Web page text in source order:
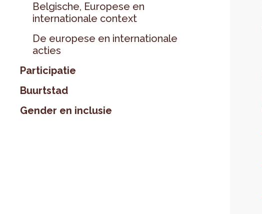
Belgische, Europese en
internationale context
De europese en internationale
acties
Participatie
Buurtstad
Gender en inclusie